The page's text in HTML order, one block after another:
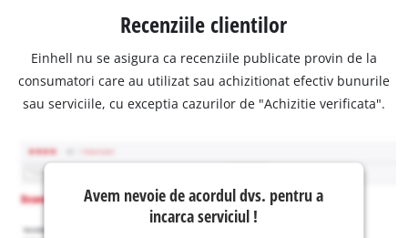
Recenziile clientilor
Einhell nu se asigura ca recenziile publicate provin de la
consumatori care au utilizat sau achizitionat efectiv bunurile
sau serviciile, cu exceptia cazurilor de "Achizitie verificata".
Avem nevoie de acordul dvs. pentru a
incarca serviciul !